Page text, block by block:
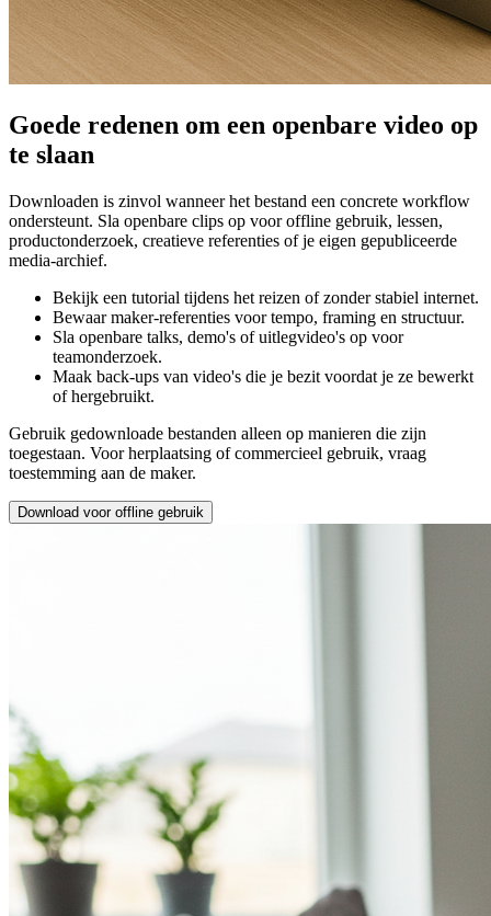
Goede redenen om een openbare video op
te slaan
Downloaden is zinvol wanneer het bestand een concrete workflow
ondersteunt. Sla openbare clips op voor offline gebruik, lessen,
productonderzoek, creatieve referenties of je eigen gepubliceerde
media-archief.
Bekijk een tutorial tijdens het reizen of zonder stabiel internet.
Bewaar maker-referenties voor tempo, framing en structuur.
Sla openbare talks, demo's of uitlegvideo's op voor
teamonderzoek.
Maak back-ups van video's die je bezit voordat je ze bewerkt
of hergebruikt.
Gebruik gedownloade bestanden alleen op manieren die zijn
toegestaan. Voor herplaatsing of commercieel gebruik, vraag
toestemming aan de maker.
Download voor offline gebruik